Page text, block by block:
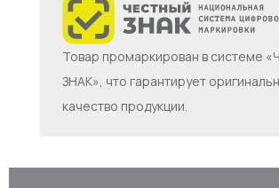
Товар промаркирован в системе
ЗНАК», что гарантирует
качество продукции.